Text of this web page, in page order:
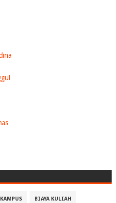
BIAYA KULIAH